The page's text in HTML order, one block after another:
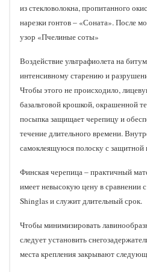
из стекловолокна, пропитанного
нарезки гонтов – «Соната». После
узор «Пчелиные соты»
Воздействие ультрафиолета на
интенсивному старению и
Чтобы этого не происходило,
базальтовой крошкой, окрашенной
посыпка защищает черепицу и
течение длительного времени.
самоклеящуюся полоску с защитной
Финская черепица – практичный
имеет невысокую цену в сравнении
Shinglas и служит длительный срок.
Чтобы минимизировать
следует установить
места крепления закрывают